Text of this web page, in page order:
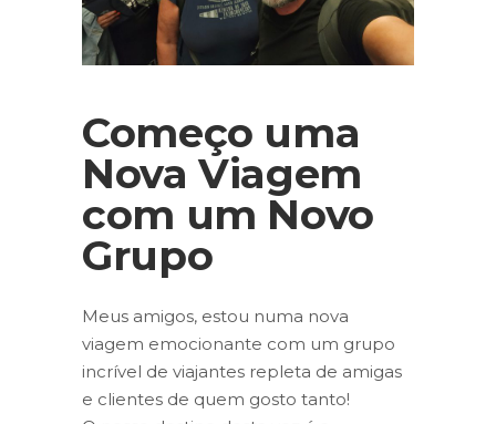
Começo uma
Nova Viagem
com um Novo
Grupo
Meus amigos, estou numa nova
viagem emocionante com um grupo
incrível de viajantes repleta de amigas
e clientes de quem gosto tanto!